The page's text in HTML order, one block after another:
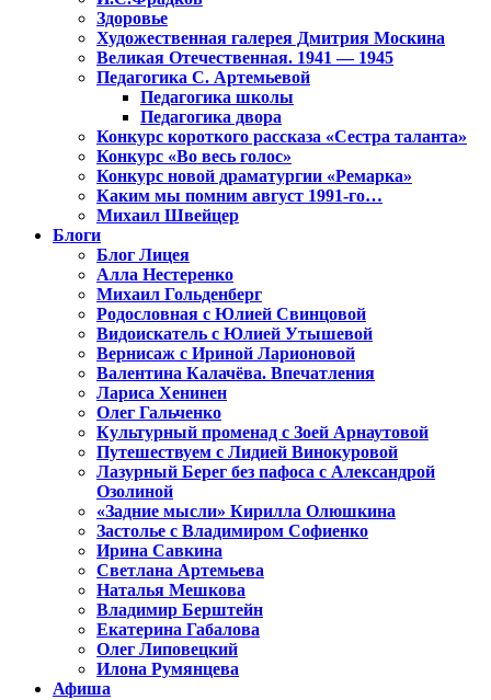
Здоровье
Художественная галерея Дмитрия Москина
Великая Отечественная. 1941 — 1945
Педагогика С. Артемьевой
Педагогика школы
Педагогика двора
Конкурс короткого рассказа «Сестра таланта»
Конкурс «Во весь голос»
Конкурс новой драматургии «Ремарка»
Каким мы помним август 1991-го…
Михаил Швейцер
Блоги
Блог Лицея
Алла Нестеренко
Михаил Гольденберг
Родословная с Юлией Свинцовой
Видоискатель с Юлией Утышевой
Вернисаж с Ириной Ларионовой
Валентина Калачёва. Впечатления
Лариса Хенинен
Олег Гальченко
Культурный променад с Зоей Арнаутовой
Путешествуем с Лидией Винокуровой
Лазурный Берег без пафоса с Александрой
Озолиной
«Задние мысли» Кирилла Олюшкина
Застолье с Владимиром Софиенко
Ирина Савкина
Светлана Артемьева
Наталья Мешкова
Владимир Берштейн
Екатерина Габалова
Олег Липовецкий
Илона Румянцева
Афиша